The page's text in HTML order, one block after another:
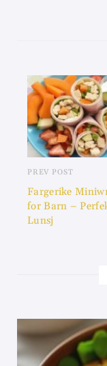
PREV POST
Fargerike
for Barn –
Lunsj